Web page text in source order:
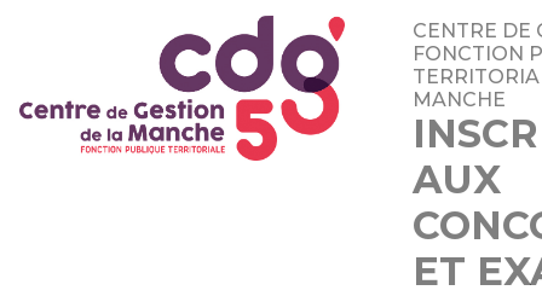
CENTRE DE
FONCTION
MANCHE
AUX
ET